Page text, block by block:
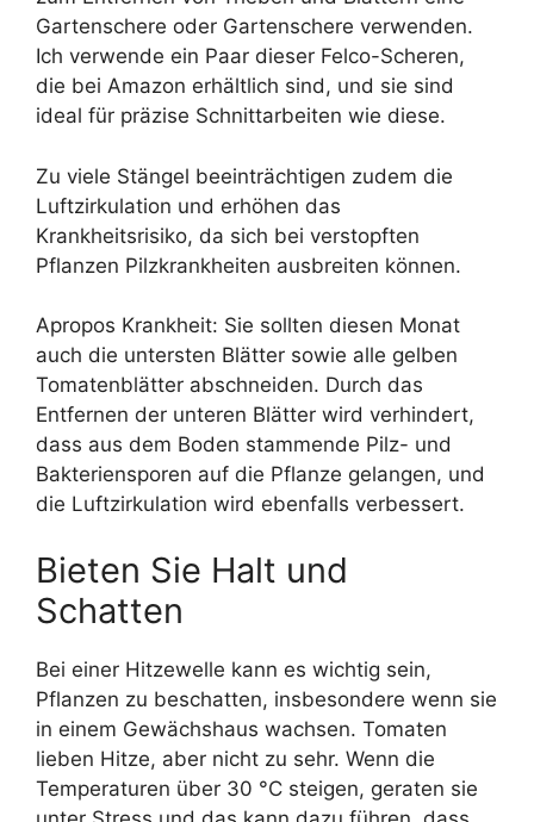
Gartenschere oder Gartenschere verwenden.
Ich verwende ein Paar dieser Felco-Scheren,
die bei Amazon erhältlich sind, und sie sind
ideal für präzise Schnittarbeiten wie diese.
Zu viele Stängel beeinträchtigen zudem die
Luftzirkulation und erhöhen das
Krankheitsrisiko, da sich bei verstopften
Pflanzen Pilzkrankheiten ausbreiten können.
Apropos Krankheit: Sie sollten diesen Monat
auch die untersten Blätter sowie alle gelben
Tomatenblätter abschneiden. Durch das
Entfernen der unteren Blätter wird verhindert,
dass aus dem Boden stammende Pilz- und
Bakteriensporen auf die Pflanze gelangen, und
die Luftzirkulation wird ebenfalls verbessert.
Bieten Sie Halt und
Schatten
Bei einer Hitzewelle kann es wichtig sein,
Pflanzen zu beschatten, insbesondere wenn sie
in einem Gewächshaus wachsen. Tomaten
lieben Hitze, aber nicht zu sehr. Wenn die
Temperaturen über 30 °C steigen, geraten sie